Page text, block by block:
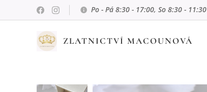
Po - Pá 8:30 - 17:00, So 8:30 - 11:30
ZLATNICTVÍ MACOUNOVÁ